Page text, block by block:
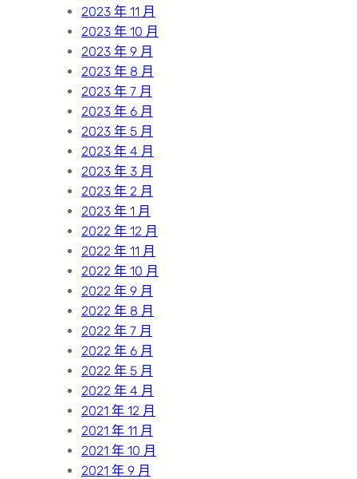
2023 年 11 月
2023 年 10 月
2023 年 9 月
2023 年 8 月
2023 年 7 月
2023 年 6 月
2023 年 5 月
2023 年 4 月
2023 年 3 月
2023 年 2 月
2023 年 1 月
2022 年 12 月
2022 年 11 月
2022 年 10 月
2022 年 9 月
2022 年 8 月
2022 年 7 月
2022 年 6 月
2022 年 5 月
2022 年 4 月
2021 年 12 月
2021 年 11 月
2021 年 10 月
2021 年 9 月